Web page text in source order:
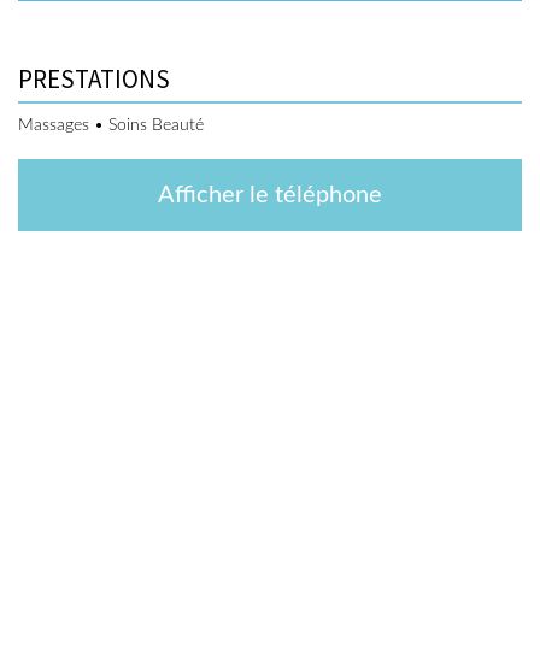
PRESTATIONS
Massages • Soins Beauté
Afficher le téléphone